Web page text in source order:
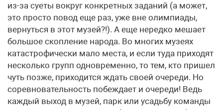
из-за суеты вокруг конкретных заданий (а может,
это просто повод еще раз, уже вне олимпиады,
вернуться в этот музей?!). А еще нередко мешает
большое скопление народа. Во многих музеях
катастрофически мало места, и если туда приходят
несколько групп одновременно, то тем, кто пришел
чуть позже, приходится ждать своей очереди. Но
соревновательность побеждает и очереди! Ведь
каждый выход в музей, парк или усадьбу команды